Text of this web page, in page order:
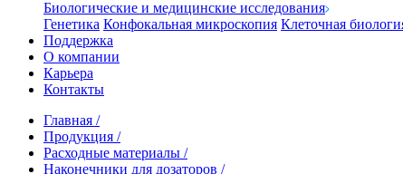
Биологические и медицинские исследования
Генетика Конфокальная микроскопия Клеточная
Поддержка
О компании
Карьера
Контакты
Главная /
Продукция /
Расходные материалы /
Наконечники для дозаторов /